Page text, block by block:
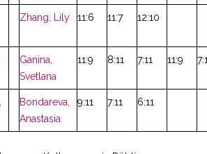
Zhang, Lily 11:6 11:7 12:10
Ganina,
Svetlana
11:9 8:11 7:11 11:9
Bondareva,
Anastasia
9:11 7:11 6:11